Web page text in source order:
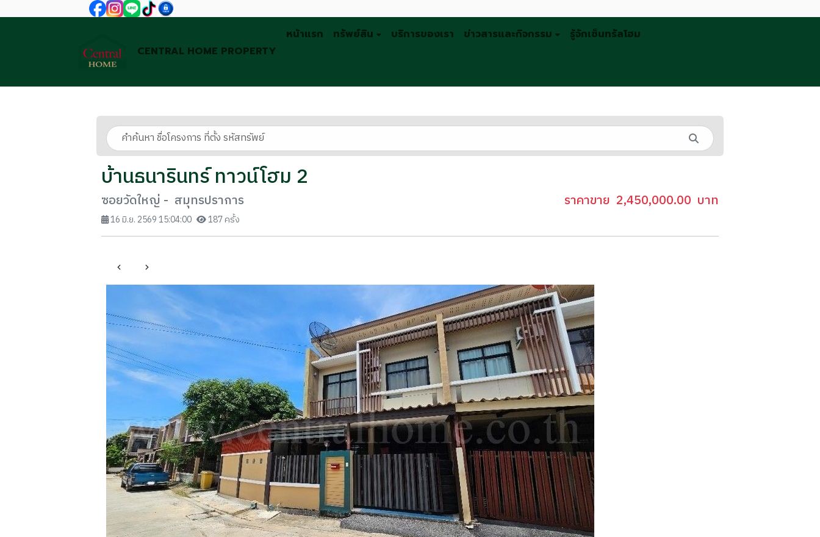
CENTRAL HOME PROPERTY
หน้าแรก ทรัพย์สิน บริการของเรา ข่าวสารและกิจกรรม รู้จักเซ็นทรัลโฮม
บ้านธนารินทร์ ทาวน์โฮม 2
ซอยวัดใหญ่ - สมุทรปราการ
16 มิ.ย. 2569 15:04:00 187 ครั้ง
ราคาขาย 2,450,000.00 บาท